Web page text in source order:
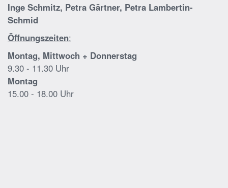
Inge Schmitz, Petra Gärtner, Petra Lambertin-
Schmid
Öffnungszeiten:
Montag, Mittwoch + Donnerstag
9.30 - 11.30 Uhr
Montag
15.00 - 18.00 Uhr